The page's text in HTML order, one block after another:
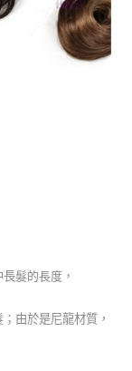
長髮的長度，
由於是尼龍材質，